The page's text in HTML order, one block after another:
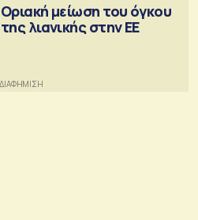
Οριακή μείωση του όγκου
της λιανικής στην ΕΕ